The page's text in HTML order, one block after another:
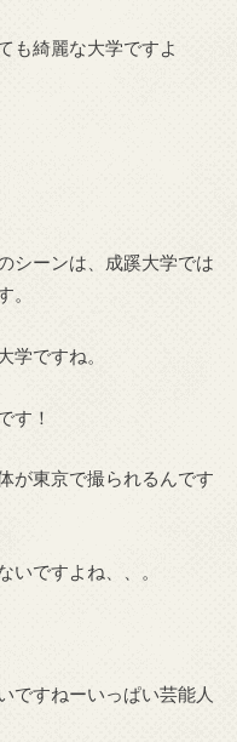
も綺麗な大学ですよ
シーンは、成蹊大学では
。
学ですね。
す！
が東京で撮られるんです
いですよね、、。
ですねーいっぱい芸能人